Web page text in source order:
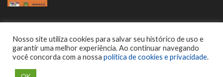
Nosso site utiliza cookies para salvar seu histórico de uso e
garantir uma melhor experiência. Ao continuar navegando
você concorda com a nossa política de cookies e privacidade.